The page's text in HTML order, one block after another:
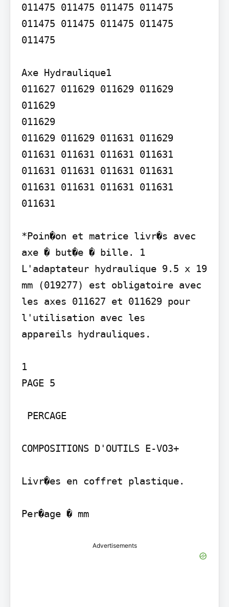
011475 011475 011475 011475
011475 011475 011475 011475
011475
Axe Hydraulique1
011627 011629 011629 011629
011629
011629
011629 011629 011631 011629
011631 011631 011631 011631
011631 011631 011631 011631
011631 011631 011631 011631
011631
*Poin�on et matrice livr�s avec
axe � but�e � bille. 1
L'adaptateur hydraulique 9.5 x 19
mm (019277) est obligatoire avec
les axes 011627 et 011629 pour
l'utilisation avec les
appareils hydrauliques.
1
PAGE 5
PERCAGE
COMPOSITIONS D'OUTILS E-VO3+
Livr�es en coffret plastique.
Per�age � mm
Advertisements